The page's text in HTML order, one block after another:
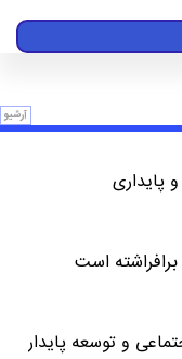
آرشیو
پایداری
است
و توسعه پایدار